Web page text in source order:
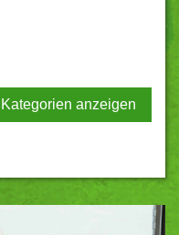
anzeigen